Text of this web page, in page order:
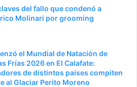
del fallo que condenó a
Molinari por grooming
el Mundial de Natación de
Frías 2026 en El Calafate:
de distintos países compiten
al Glaciar Perito Moreno